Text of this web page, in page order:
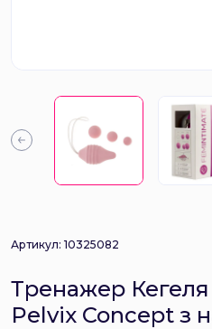
Артикул: 10325082
Тренажер
Pelvix Concept з